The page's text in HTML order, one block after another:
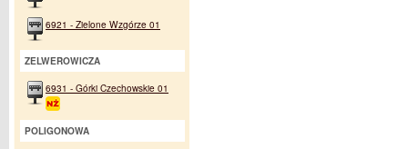
6921 - Zielone Wzgórze 01
ZELWEROWICZA
6931 - Górki Czechowskie 01
POLIGONOWA